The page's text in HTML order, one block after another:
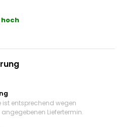
hoch
ist entsprechend wegen
Liefertermin.